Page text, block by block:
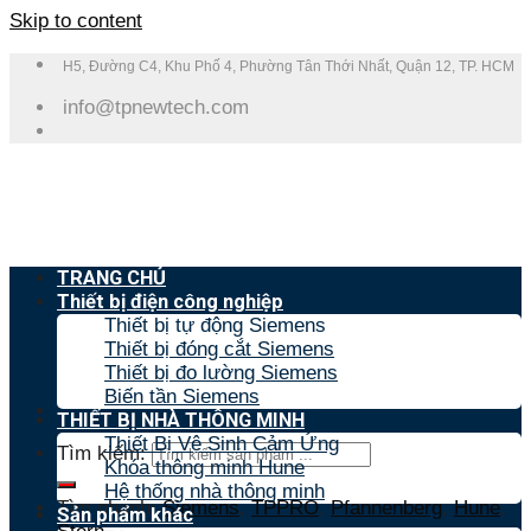
Skip to content
H5, Đường C4, Khu Phố 4, Phường Tân Thới Nhất, Quận 12, TP. HCM
info@tpnewtech.com
Tìm kiếm:
Tìm nhanh:Siemens,TPPRO,Pfannenberg,Hune,
TRANG CHỦ
Thiết bị điện công nghiệp
Thiết bị tự động Siemens
Thiết bị đóng cắt Siemens
Thiết bị đo lường Siemens
Biến tần Siemens
THIẾT BỊ NHÀ THÔNG MINH
Thiết Bị Vệ Sinh Cảm Ứng
Khóa thông minh Hune
Hệ thống nhà thông minh
Sản phẩm khác